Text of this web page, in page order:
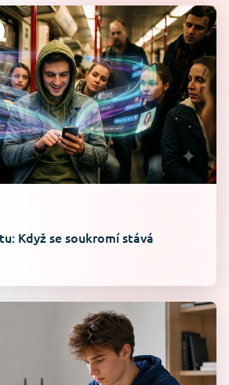
Když se soukromí stává